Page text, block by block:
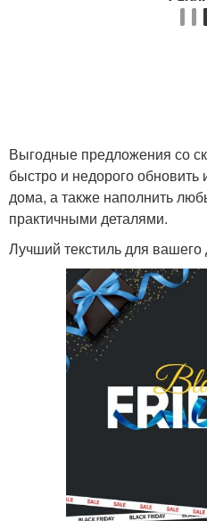
Выгодные предложения со
быстро и недорого обновить
дома, а также наполнить
практичными деталями.
Лучший текстиль для